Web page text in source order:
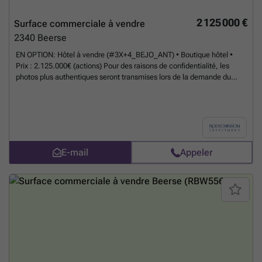
2 125 000 €
Surface commerciale à vendre
2340 Beerse
EN OPTION: Hôtel à vendre (#3X+4_BEJO_ANT) • Boutique hôtel •
Prix : 2.125.000€ (actions) Pour des raisons de confidentialité, les
photos plus authentiques seront transmises lors de la demande du
E-mail Appeler